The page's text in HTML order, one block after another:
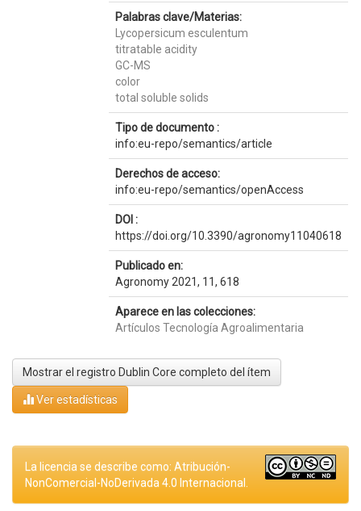
Palabras clave/Materias:
Lycopersicum esculentum
titratable acidity
GC-MS
color
total soluble solids
Tipo de documento :
info:eu-repo/semantics/article
Derechos de acceso:
info:eu-repo/semantics/openAccess
DOI :
https://doi.org/10.3390/agronomy11040618
Publicado en:
Agronomy 2021, 11, 618
Aparece en las colecciones:
Artículos Tecnología Agroalimentaria
Mostrar el registro Dublin Core completo del ítem
Ver estadísticas
La licencia se describe como: Atribución-
NonComercial-NoDerivada 4.0 Internacional.